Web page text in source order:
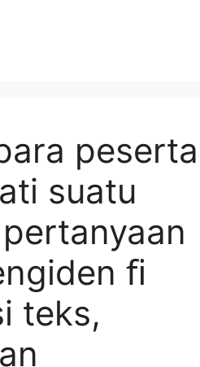
peserta
suatu
ﬁ
teks,